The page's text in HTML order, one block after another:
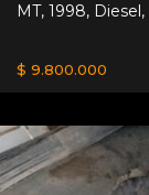
MT, 1998, Diesel,
$ 9.800.000